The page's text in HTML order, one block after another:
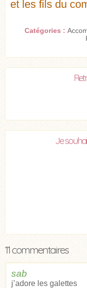
et les fils du
Catégories :
Je
11 commentaires
sab
j’adore les galettes